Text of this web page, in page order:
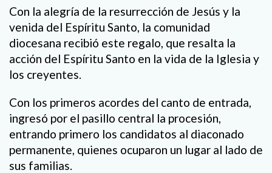
Con la alegría de la resurrección de Jesús y la
venida del Espíritu Santo, la comunidad
diocesana recibió este regalo, que resalta la
acción del Espíritu Santo en la vida de la Iglesia y
los creyentes.
Con los primeros acordes del canto de entrada,
ingresó por el pasillo central la procesión,
entrando primero los candidatos al diaconado
permanente, quienes ocuparon un lugar al lado de
sus familias.